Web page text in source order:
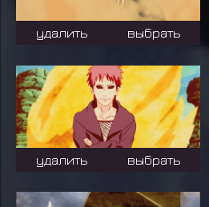
удалить выбрать
удалить выбрать